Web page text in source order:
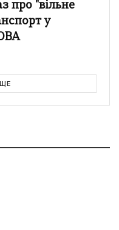
про "вільне
у